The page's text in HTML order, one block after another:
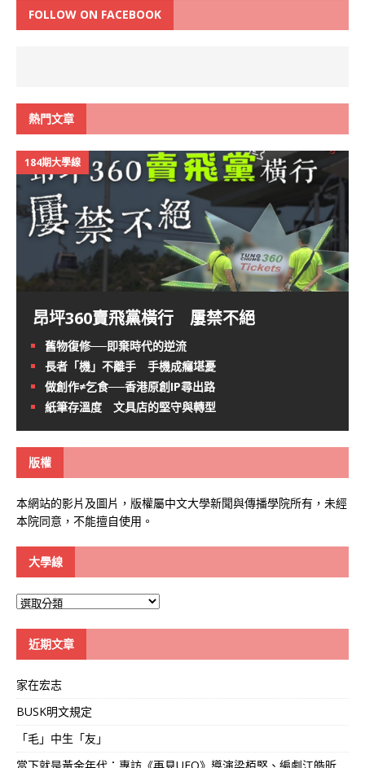
FOLLOW ON FACEBOOK
熱門文章
184期大學線
昂坪360賣飛黨橫行 屢禁不絕
舊物復修──即棄時代的逆流
長者「機」不離手 手機成癮堪憂
做創作≠乞食──香港原創IP尋出路
紙筆存溫度 文具店的堅守與轉型
版權
本網站的影片及圖片，版權屬中文大學新聞與傳播學院所有，未經
本院同意，不能擅自使用。
大學線
大
近期文章
家在宏志
BUSK明文規定
「毛」中生「友」